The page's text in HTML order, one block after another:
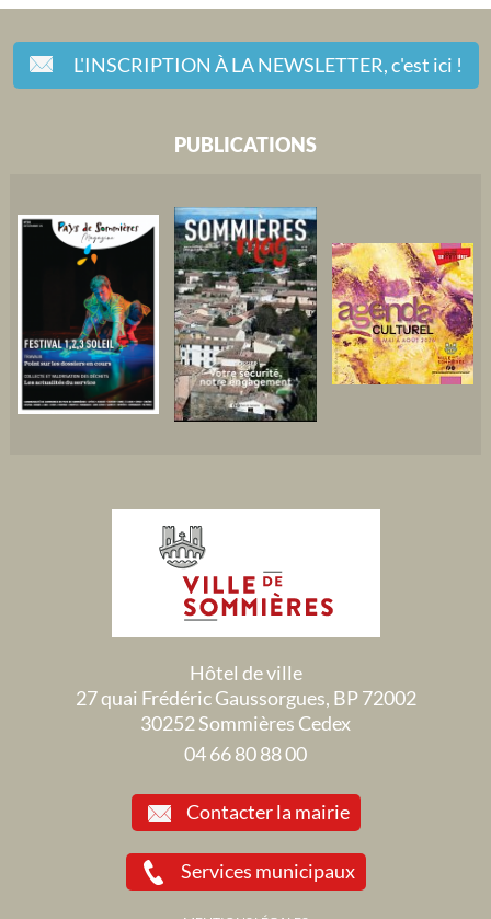
L'INSCRIPTION À LA NEWSLETTER,c'est ici !
PUBLICATIONS
Hôtel de ville
27 quai Frédéric Gaussorgues, BP 72002
30252 Sommières Cedex
04 66 80 88 00
Contacter la mairie
Services municipaux